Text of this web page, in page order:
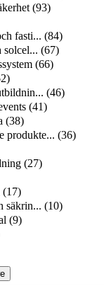
(93)
fasti... (84)
solcel... (67)
(66)
(46)
(41)
(38)
produkte... (36)
(27)
(17)
säkrin... (10)
(9)